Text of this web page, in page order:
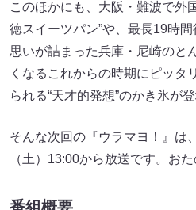
このほかにも、大阪・難波で外
徳スイーツパン”や、最長19時
思いが詰まった兵庫・尼崎のと
くなるこれからの時期にピッタ
られる“天才的発想”のかき氷が登
そんな次回の『ウラマヨ！』は
（土）13:00から放送です。おた